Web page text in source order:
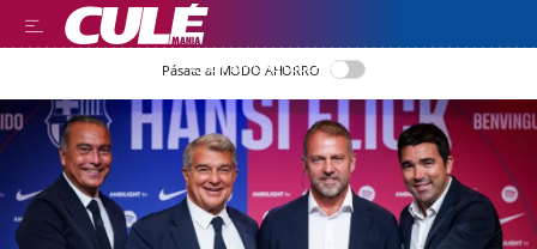
LEER EN CASTELLANO
Pásate al MODO AHORRO